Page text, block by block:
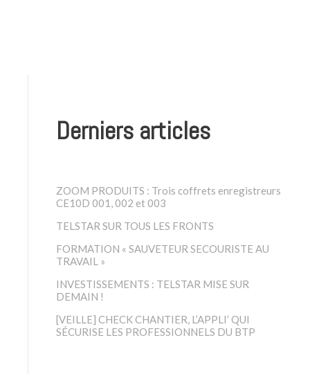
Derniers articles
ZOOM PRODUITS : Trois coffrets enregistreurs
CE10D 001, 002 et 003
TELSTAR SUR TOUS LES FRONTS
FORMATION « SAUVETEUR SECOURISTE AU
TRAVAIL »
INVESTISSEMENTS : TELSTAR MISE SUR
DEMAIN !
[VEILLE] CHECK CHANTIER, L’APPLI’ QUI
SÉCURISE LES PROFESSIONNELS DU BTP